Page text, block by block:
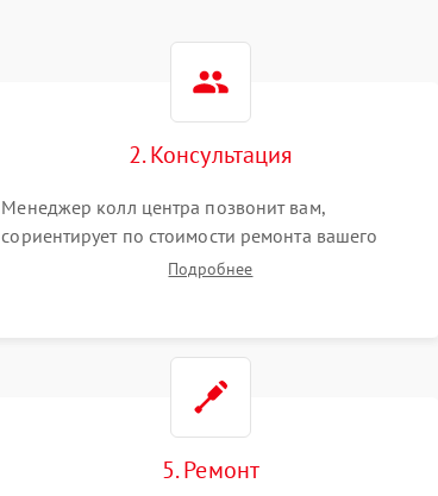
2. Консультация
Менеджер колл центра позвонит вам,
сориентирует по стоимости ремонта вашего
планшета а также ответит на все ваши вопросы.
Подробнее
5. Ремонт